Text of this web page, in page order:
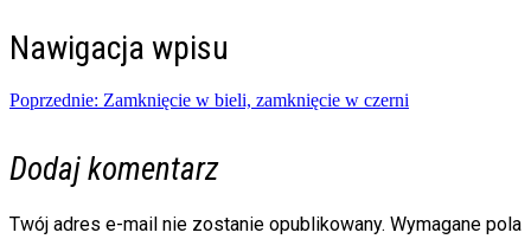
Nawigacja wpisu
Poprzednie: Zamknięcie w bieli, zamknięcie w czerni
Dodaj komentarz
Twój adres e-mail nie zostanie opublikowany. Wymagane pola